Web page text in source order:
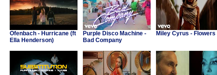
Ofenbach - Hurricane (ft
Ella Henderson)
Purple Disco Machine -
Bad Company
Miley Cyrus - Flowers